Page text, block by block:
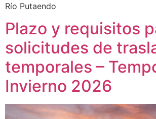
Río Putaendo
Plazo y requisitos
solicitudes de
temporales –
Invierno 2026